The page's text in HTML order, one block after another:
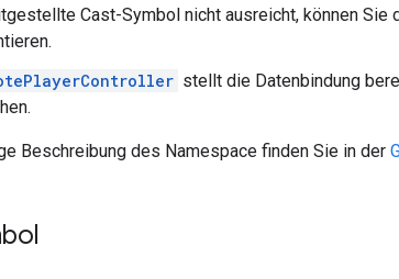
Cast-Symbol nicht ausreicht, können
stellt die Datenbindung
Beschreibung des Namespace finden Sie in der